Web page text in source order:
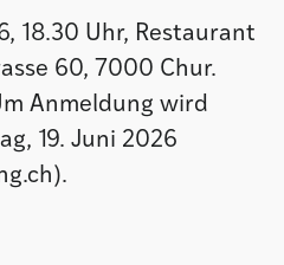
18.30 Uhr, Restaurant
60, 7000 Chur.
Anmeldung wird
19. Juni 2026